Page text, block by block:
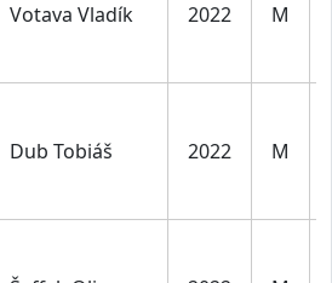
Votava Vladík 2022 M
Dub Tobiáš 2022 M